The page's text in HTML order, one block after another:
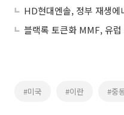
블랙록 토큰화 MMF, 유럽
#미국 #이란 #중